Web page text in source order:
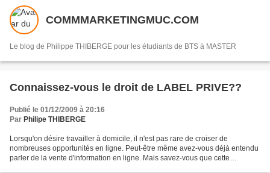
COMMMARKETINGMUC.COM
Le blog de Philippe THIBERGE pour les étudiants de BTS à MASTER
Connaissez-vous le droit de LABEL PRIVE??
Publié le 01/12/2009 à 20:16
Par Philipe THIBERGE
Lorsqu'on désire travailler à domicile, il n'est pas rare de croiser de
nombreuses opportunités en ligne. Peut-être même avez-vous déjà entendu
parler de la vente d'information en ligne. Mais savez-vous que cette